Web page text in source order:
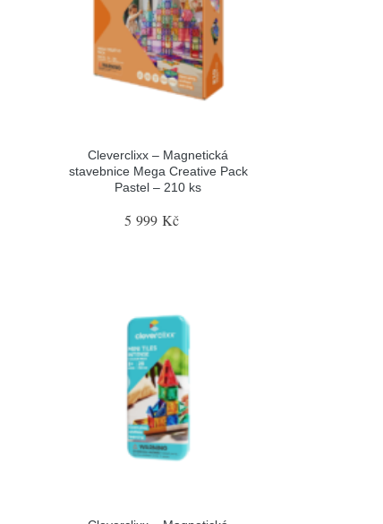
Cleverclixx – Magnetická
stavebnice Mega Creative Pack
Pastel – 210 ks
5 999 Kč